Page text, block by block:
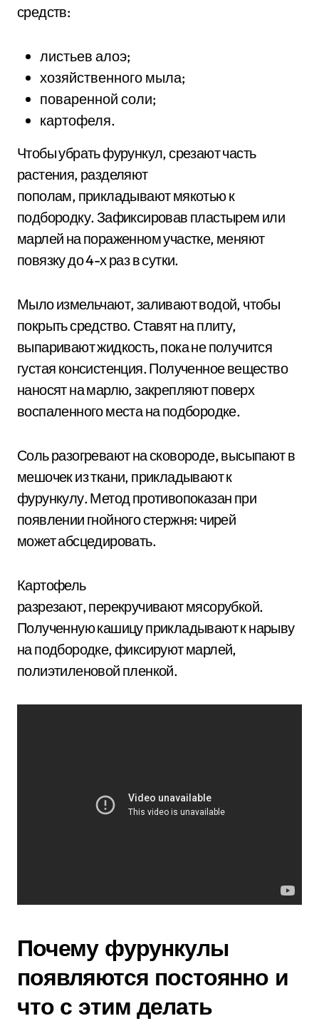
средств:
листьев алоэ;
хозяйственного мыла;
поваренной соли;
картофеля.
Чтобы убрать фурункул, срезают часть
растения, разделяют
пополам, прикладывают мякотью к
подбородку. Зафиксировав пластырем или
марлей на пораженном участке, меняют
повязку до 4-х раз в сутки.
Мыло измельчают, заливают водой, чтобы
покрыть средство. Ставят на плиту,
выпаривают жидкость, пока не получится
густая консистенция. Полученное вещество
наносят на марлю, закрепляют поверх
воспаленного места на подбородке.
Соль разогревают на сковороде, высыпают в
мешочек из ткани, прикладывают к
фурункулу. Метод противопоказан при
появлении гнойного стержня: чирей
может абсцедировать.
Картофель
разрезают, перекручивают мясорубкой.
Полученную кашицу прикладывают к нарыву
на подбородке, фиксируют марлей,
полиэтиленовой пленкой.
Почему фурункулы
появляются постоянно и
что с этим делать